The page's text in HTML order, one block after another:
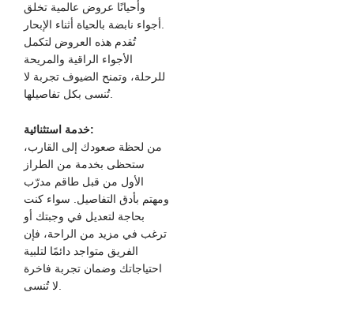
وأحيانًا عروض عالمية تخلق
تُقدم هذه العروض لتكمل
الأجواء الراقية والمريحة
للرحلة، وتمنح الضيوف تجربة لا
تُنسى بكل تفاصيلها.
خدمة استثنائية:
من لحظة صعودك إلى القارب،
ستحظى بخدمة من الطراز
الأول من قبل طاقم مدرّب
ومهتم بأدق التفاصيل. سواء كنت
بحاجة لتعديل في وجبتك أو
ترغب في مزيد من الراحة، فإن
الفريق متواجد دائمًا لتلبية
احتياجاتك وضمان تجربة فاخرة